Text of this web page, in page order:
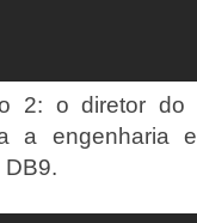
2: o diretor do
a engenharia